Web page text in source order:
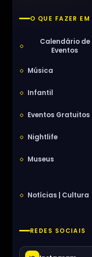
O QUE FAZER
Calendário de
Eventos
Música
Infantil
Eventos Gratuitos
Nightlife
Museus
Notícias | Cultura
REDES SOCIAIS